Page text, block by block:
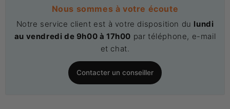
Nous sommes à votre écoute
Notre service client est à votre disposition du lundi
au vendredi de 9h00 à 17h00 par téléphone, e-mail
et chat.
Contacter un conseiller